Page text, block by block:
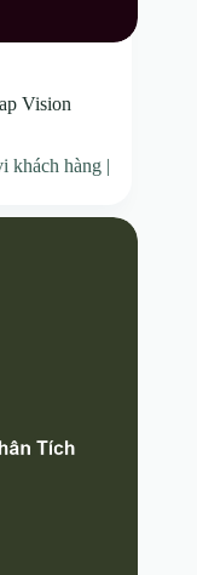
Vision
khách hàng |